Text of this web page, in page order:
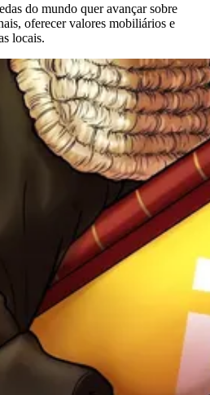
do mundo quer avançar sobre
oferecer valores mobiliários e
locais.